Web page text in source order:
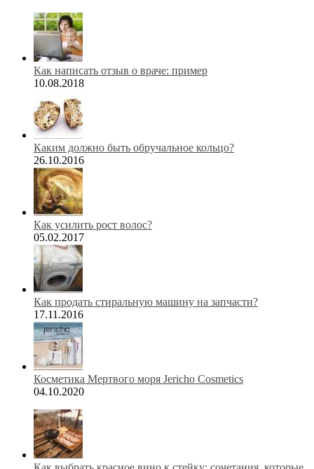
Как написать отзыв о враче: пример
10.08.2018
Каким должно быть обручальное кольцо?
26.10.2016
Как усилить рост волос?
05.02.2017
Как продать стиральную машину на запчасти?
17.11.2016
Косметика Мертвого моря Jericho Cosmetics
04.10.2020